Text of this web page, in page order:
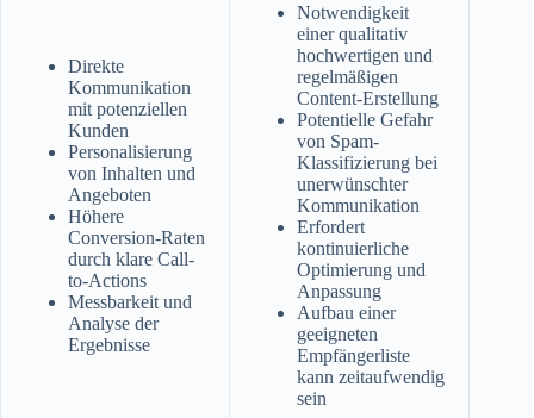
Direkte
Kommunikation
mit potenziellen
Kunden
Personalisierung
von Inhalten und
Angeboten
Höhere
Conversion-Raten
durch klare Call-
to-Actions
Messbarkeit und
Analyse der
Ergebnisse
Notwendigkeit
einer qualitativ
hochwertigen und
regelmäßigen
Content-Erstellung
Potentielle Gefahr
von Spam-
Klassifizierung bei
unerwünschter
Kommunikation
Erfordert
kontinuierliche
Optimierung und
Anpassung
Aufbau einer
geeigneten
Empfängerliste
kann zeitaufwendig
sein